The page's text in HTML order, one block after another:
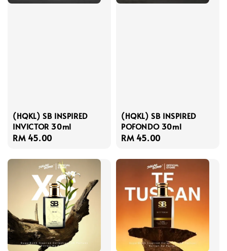
(HQKL) SB INSPIRED
INVICTOR 30ml
Regular
RM 45.00
(HQKL) SB INSPIRED
POFONDO 30ml
Regular
RM 45.00